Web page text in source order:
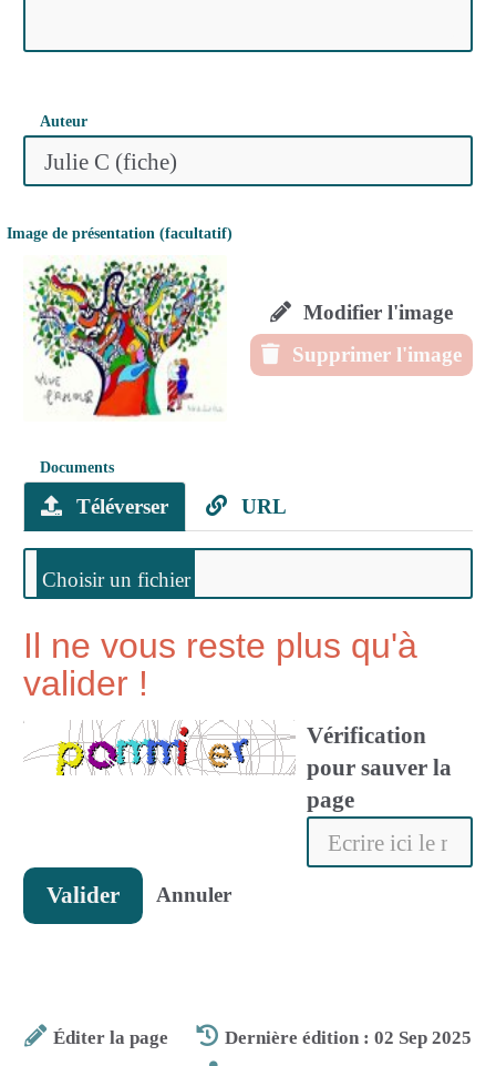
Auteur
Image de présentation (facultatif)
Modifier l'image
Supprimer l'image
Documents
Téléverser URL
Il ne vous reste plus qu'à
valider !
Vérification
pour sauver la
page
Valider Annuler
Éditer la page
Dernière édition : 02 Sep 2025